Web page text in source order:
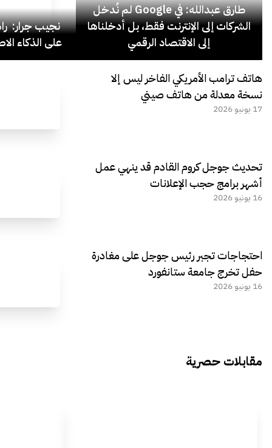
طارق عبدالله: في Google لم نُدخل
الشركات إلى الإنترنت فقط، بل أدخلناها
إلى الاقتصاد الرقمي
نجيب جرار:
على الذكاء
هاتف ترامب الأمريكي الفاخر ليس إلا
نسخة معدلة من هاتف صيني
17 يونيو 2026
تحديث جوجل كروم القادم قد ينهي عمل
أشهر برامج حجب الإعلانات
16 يونيو 2026
احتجاجات تجبر رئيس جوجل على مغادرة
حفل تخرج جامعة ستانفورد
16 يونيو 2026
مقابلات حصرية